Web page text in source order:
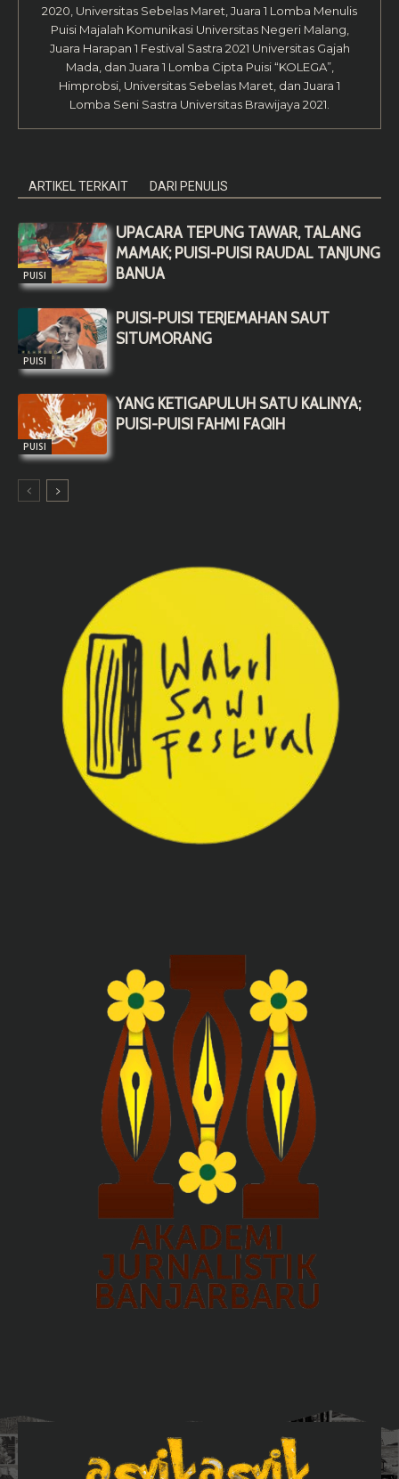
2020, Universitas Sebelas Maret, Juara 1 Lomba Menulis
Puisi Majalah Komunikasi Universitas Negeri Malang,
Juara Harapan 1 Festival Sastra 2021 Universitas Gajah
Mada, dan Juara 1 Lomba Cipta Puisi “KOLEGA”,
Himprobsi, Universitas Sebelas Maret, dan Juara 1
Lomba Seni Sastra Universitas Brawijaya 2021.
ARTIKEL TERKAIT DARI PENULIS
PUISI
UPACARA TEPUNG TAWAR, TALANG
MAMAK; PUISI-PUISI RAUDAL TANJUNG
BANUA
PUISI
PUISI-PUISI TERJEMAHAN SAUT
SITUMORANG
PUISI
YANG KETIGAPULUH SATU KALINYA;
PUISI-PUISI FAHMI FAQIH